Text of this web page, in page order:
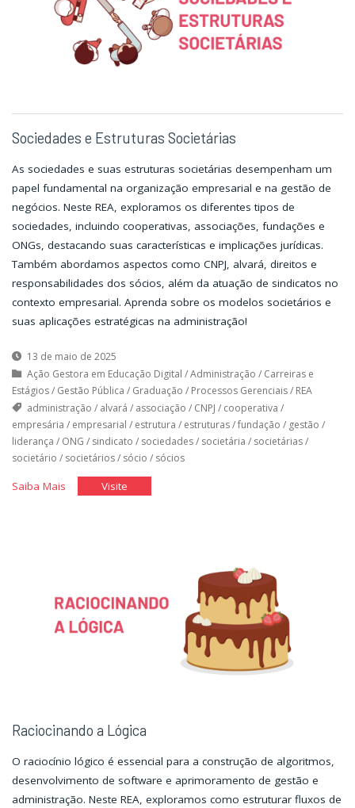
Sociedades e Estruturas Societárias
As sociedades e suas estruturas societárias desempenham um
papel fundamental na organização empresarial e na gestão de
negócios. Neste REA, exploramos os diferentes tipos de
sociedades, incluindo cooperativas, associações, fundações e
ONGs, destacando suas características e implicações jurídicas.
Também abordamos aspectos como CNPJ, alvará, direitos e
responsabilidades dos sócios, além da atuação de sindicatos no
contexto empresarial. Aprenda sobre os modelos societários e
suas aplicações estratégicas na administração!
13 de maio de 2025
Ação Gestora em Educação Digital /Administração / Carreiras e
Estágios/ Gestão Pública / Graduação / Processos Gerenciais/ REA
administração / alvará / associação / CNPJ / cooperativa /
empresária / empresarial / estrutura / estruturas/fundação / gestão /
liderança / ONG / sindicato / sociedades/ societária / societárias/
societário / societários/ sócio / sócios
Saiba Mais"Sociedades
Visite"Sociedades
Raciocinando a Lógica
O raciocínio lógico é essencial para a construção de algoritmos,
desenvolvimento de software e aprimoramento de gestão e
administração. Neste REA, exploramos como estruturar fluxos de